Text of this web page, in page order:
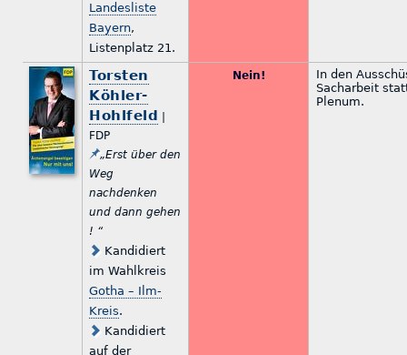
Landesliste
Bayern,
Listenplatz 21.
Torsten
Köhler-
Hohlfeld
FDP
„Erst über den
Weg
nachdenken
und dann gehen
! “
Kandidiert
im Wahlkreis
Gotha – Ilm-
Kreis.
Kandidiert
auf der
Nein!
In den
Sacharbeit
Plenum.